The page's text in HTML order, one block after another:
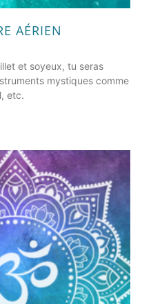
AÉRIEN
et soyeux, tu seras
mystiques comme
etc.